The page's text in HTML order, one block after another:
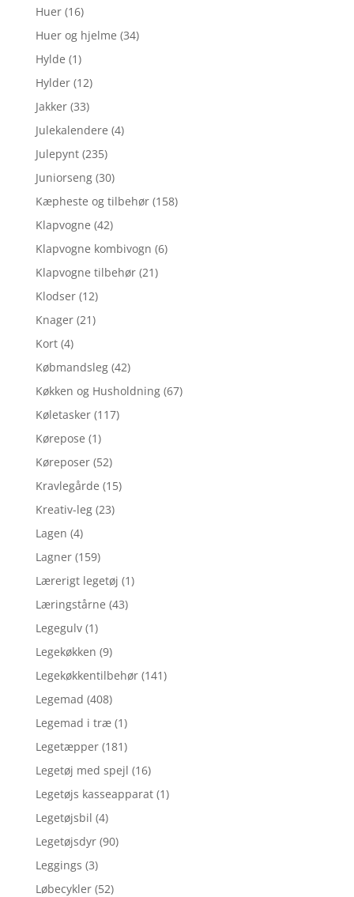
Huer (16)
Huer og hjelme (34)
Hylde (1)
Hylder (12)
Jakker (33)
Julekalendere (4)
Julepynt (235)
Juniorseng (30)
Kæpheste og tilbehør (158)
Klapvogne (42)
Klapvogne kombivogn (6)
Klapvogne tilbehør (21)
Klodser (12)
Knager (21)
Kort (4)
Købmandsleg (42)
Køkken og Husholdning (67)
Køletasker (117)
Kørepose (1)
Køreposer (52)
Kravlegårde (15)
Kreativ-leg (23)
Lagen (4)
Lagner (159)
Lærerigt legetøj (1)
Læringstårne (43)
Legegulv (1)
Legekøkken (9)
Legekøkkentilbehør (141)
Legemad (408)
Legemad i træ (1)
Legetæpper (181)
Legetøj med spejl (16)
Legetøjs kasseapparat (1)
Legetøjsbil (4)
Legetøjsdyr (90)
Leggings (3)
Løbecykler (52)